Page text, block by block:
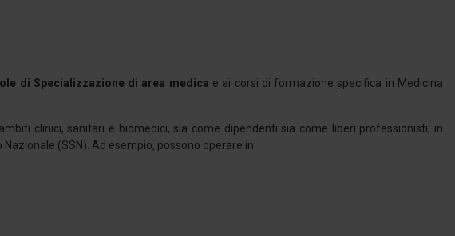
di Specializzazione di area medica e ai corsi di formazione specifica in Medicina
clinici, sanitari e biomedici, sia come dipendenti sia come liberi professionisti, in
(SSN). Ad esempio, possono operare in: